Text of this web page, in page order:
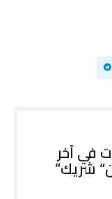
‬مقابلتين اللموشي‭ ‬يبحث‭ ‬عن‭ “‬شريك‭”